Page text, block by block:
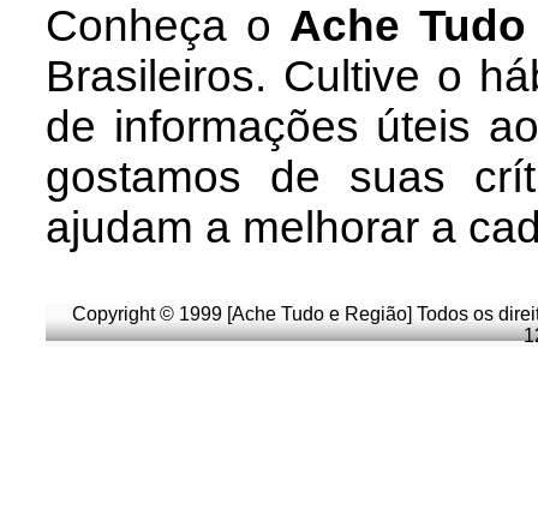
Conheça o Ache
Brasileiros. Cultive o
de informações úteis
gostamos de suas
ajudam a melhorar a
Copyright © 1999 [Ache Tudo e Região] Todos os